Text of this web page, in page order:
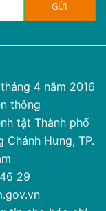
4 năm 2016
thông
tật Thành phố
Hưng, TP.
29